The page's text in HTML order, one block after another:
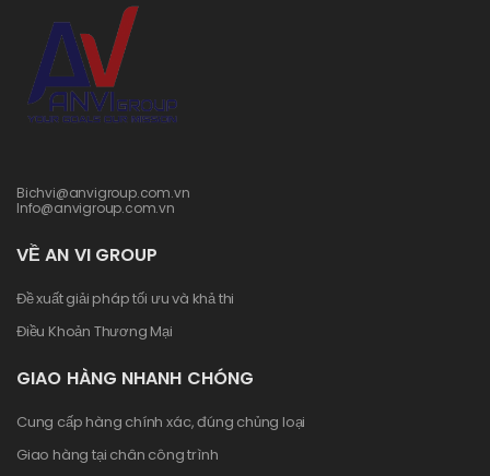
Bichvi@anvigroup.com.vn
Info@anvigroup.com.vn
VỀ AN VI GROUP
Đề xuất giải pháp tối ưu và khả thi
Điều Khoản Thương Mại
GIAO HÀNG NHANH CHÓNG
Cung cấp hàng chính xác, đúng chủng loại
Giao hàng tại chân công trình